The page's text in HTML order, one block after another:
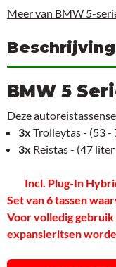
Meer van BMW 5-
Beschrijving
BMW 5
Deze
3x Trolleytas - (53 -
3x Reistas - (47
Incl. Plug-In
Set van 6 tassen
Voor volledig
expansieritsen